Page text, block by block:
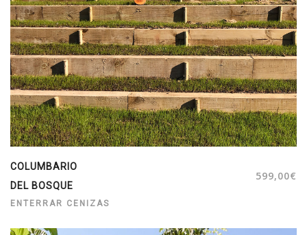
COLUMBARIO
DEL BOSQUE
599,00€
ENTERRAR CENIZAS